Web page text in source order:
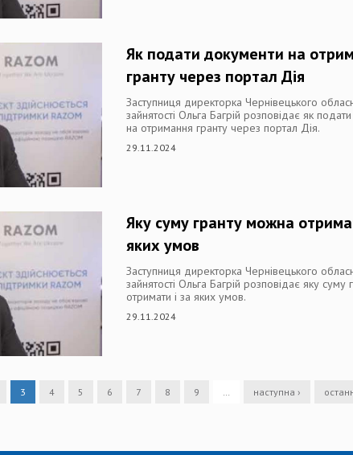
Як подати документи на
гранту через портал Дія
Заступниця директорка Чернівецького
зайнятості Ольга Багрій розповідає як
на отримання гранту через портал Дія.
29.11.2024
Яку суму гранту можна
яких умов
Заступниця директорка Чернівецького
зайнятості Ольга Багрій розповідає яку суму
отримати і за яких умов.
29.11.2024
3 4 5 6 7 8 9 наступна ›